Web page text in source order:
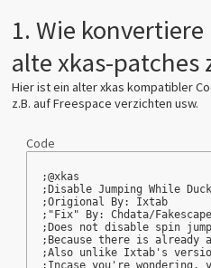
1. Wie
alte xkas-patches
Hier ist ein alter xkas kompatibler
z.B. auf Freespace verzichten usw.
Code
;@xkas
;Disable Jumping While
;Origional By: Ixtab
;"Fix" By: Chdata/
;Does not disable spin
;Because there is already a
;Also unlike Ixtab's
;Incase you're